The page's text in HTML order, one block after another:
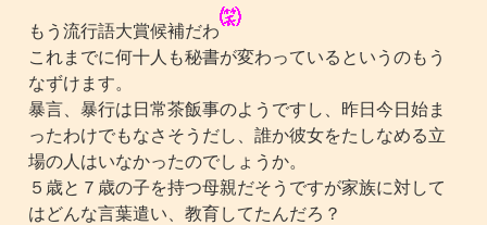
もう流行語大賞候補だわ
これまでに何十人も秘書が変わっているというのもう
なずけます。
暴言、暴行は日常茶飯事のようですし、昨日今日始ま
ったわけでもなさそうだし、誰か彼女をたしなめる立
場の人はいなかったのでしょうか。
５歳と７歳の子を持つ母親だそうですが家族に対して
はどんな言葉遣い、教育してたんだろ？